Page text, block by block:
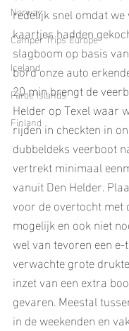
Norway
Camper Trips Europe
Iceland
Faroe Islands
Finland
redelijk snel omdat
kaartjes hadden
slagboom op basis
bord onze auto
20 min brengt de
Helder op Texel waar
rijden in checkten in
dubbeldeks veerboot
vertrekt minimaal
vanuit Den Helder.
voor de overtocht met
mogelijk en ook niet
wel van tevoren een
verwachte grote
inzet van een extra
gevaren. Meestal
in de weekenden en